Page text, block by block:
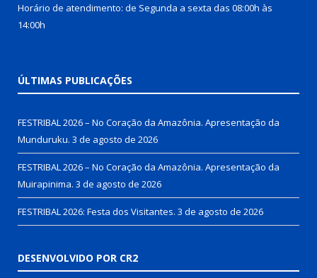
Horário de atendimento: de Segunda a sexta das 08:00h às
14:00h
ÚLTIMAS PUBLICAÇÕES
FESTRIBAL 2026 – No Coração da Amazônia. Apresentação da
Munduruku. 3 de agosto de 2026
FESTRIBAL 2026 – No Coração da Amazônia. Apresentação da
Muirapinima. 3 de agosto de 2026
FESTRIBAL 2026: Festa dos Visitantes. 3 de agosto de 2026
DESENVOLVIDO POR CR2